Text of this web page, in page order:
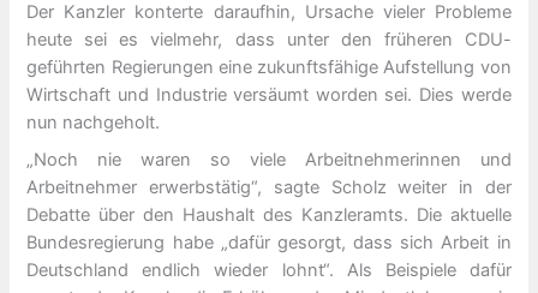
Der Kanzler konterte daraufhin, Ursache vieler Probleme
heute sei es vielmehr, dass unter den früheren CDU-
geführten Regierungen eine zukunftsfähige Aufstellung von
Wirtschaft und Industrie versäumt worden sei. Dies werde
nun nachgeholt.
„Noch nie waren so viele Arbeitnehmerinnen und
Arbeitnehmer erwerbstätig“, sagte Scholz weiter in der
Debatte über den Haushalt des Kanzleramts. Die aktuelle
Bundesregierung habe „dafür gesorgt, dass sich Arbeit in
Deutschland endlich wieder lohnt“. Als Beispiele dafür